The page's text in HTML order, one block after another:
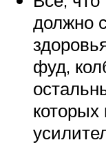
должно
фуд,
которых